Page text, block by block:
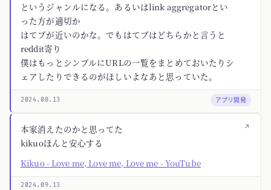
というジャンルになる。あるいはlink aggregatorとい
った方が適切か
はてブが近いのかな。でもはてブはどちらかと言うと
reddit寄り
僕はもっとシンプルにURLの一覧をまとめておいたりシ
ェアしたりできるのがほしいよなあと思っていた。
2024.08.13 アプリ開発
↗
本家消えたのかと思ってた
kikuoほんと安心する
Kikuo - Love me, Love me, Love me - YouTube
2024.09.13